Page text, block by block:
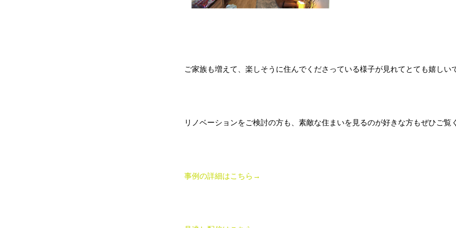
ご家族も増えて、楽しそうに住んでくださっている様子が見れてとても嬉しい
リノベーションをご検討の方も、素敵な住まいを見るのが好きな方もぜひご覧
事例の詳細はこちら→